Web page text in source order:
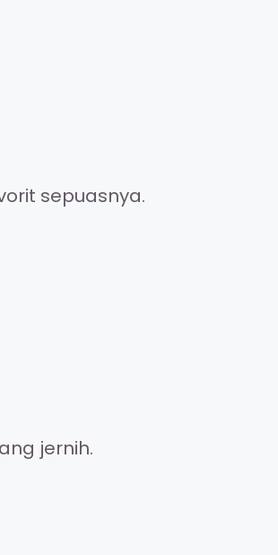
sepuasnya.
jernih.